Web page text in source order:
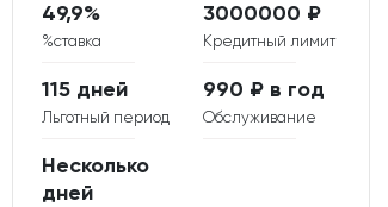
%ставка
49,9%
Кредитный лимит
3000000 ₽
Льготный период
115 дней
Обслуживание
990 ₽ в год
Несколько
дней